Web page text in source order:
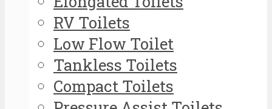
RV Toilets
Low Flow Toilet
Tankless Toilets
Compact Toilets